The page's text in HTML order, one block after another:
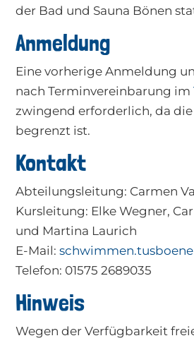
der Bad und Sauna Bönen
Anmeldung
Eine vorherige Anmeldung
nach Terminvereinbarung im
zwingend erforderlich, da
begrenzt ist.
Kontakt
Abteilungsleitung: Carmen
Kursleitung: Elke Wegner,
und Martina Laurich
E-Mail:
Telefon: 01575 2689035
Hinweis
Wegen der Verfügbarkeit